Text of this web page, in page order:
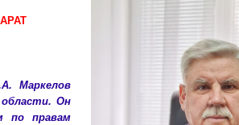
Маркелов
Он
по правам